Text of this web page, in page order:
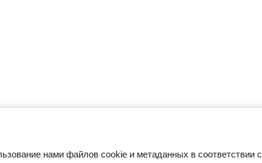
нами файлов cookie и метаданных в соответствии с